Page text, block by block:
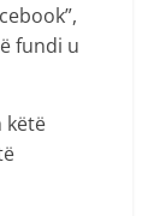
fundi u
këtë